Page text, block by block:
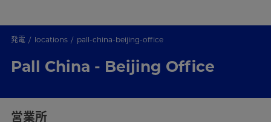
発電 locations pall-china-beijing-office
Pall China - Beijing Office
営業所